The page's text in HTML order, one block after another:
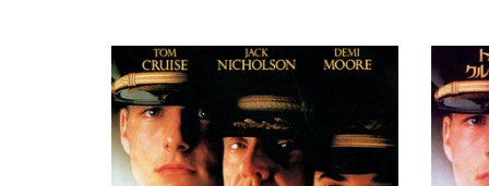
Cpl. Jeffrey Barnes
Джошуа Малина
Tom (в титрах: Josh Malina)
Оскар Джордан